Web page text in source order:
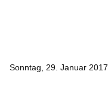
Sonntag, 29. Januar 2017